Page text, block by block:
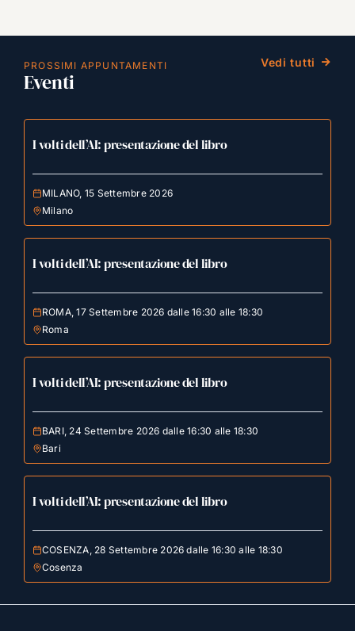
PROSSIMI APPUNTAMENTI
Eventi
Vedi tutti
I volti dell’AI: presentazione del libro
MILANO, 15 Settembre 2026
Milano
I volti dell’AI: presentazione del libro
ROMA, 17 Settembre 2026 dalle 16:30 alle 18:30
Roma
I volti dell’AI: presentazione del libro
BARI, 24 Settembre 2026 dalle 16:30 alle 18:30
Bari
I volti dell’AI: presentazione del libro
COSENZA, 28 Settembre 2026 dalle 16:30 alle 18:30
Cosenza